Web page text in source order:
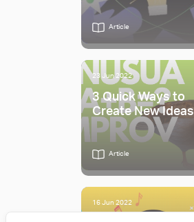
Article
23 Jun 2022
3 Quick Ways to
Create New Ideas
Article
16 Jun 2022